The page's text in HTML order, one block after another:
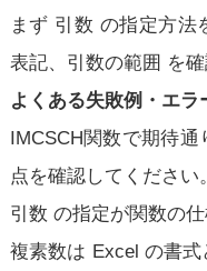
まず 引数 の指定方法
表記、引数の範囲 を確
よくある失敗例・エラ
IMCSCH関数で期待
点を確認してください。
引数 の指定が関数の
複素数は Excel の書